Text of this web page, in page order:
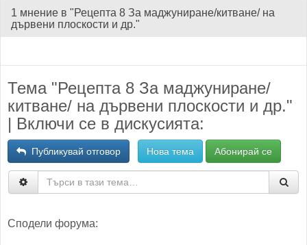
1 мнение в "Рецепта 8 За маджуниране/китване/ на
дървени плоскости и др."
Тема "Рецепта 8 За маджуниране/
китване/ на дървени плоскости и др."
| Включи се в дискусията:
Публикувай отговор Нова тема Абонирай се
Сподели форума: